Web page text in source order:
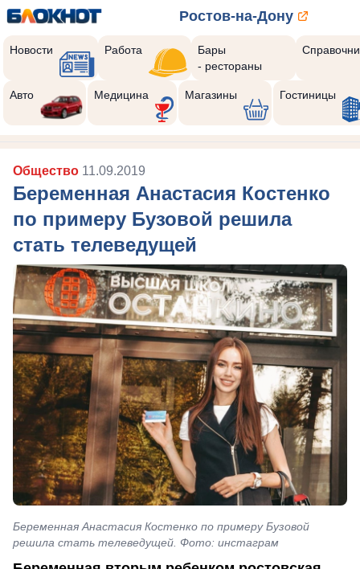
Ростов-на-Дону
Новости Работа
Бары
- рестораны
Авто Медицина Магазины Гостиницы
Общество 11.09.2019
Беременная Анастасия Костенко
по примеру Бузовой решила
стать телеведущей
Беременная Анастасия Костенко по примеру Бузовой
решила стать телеведущей. Фото: инстаграм